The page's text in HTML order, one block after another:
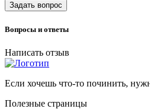
Задать вопрос
Вопросы и ответы
Написать отзыв
Если хочешь что-то починить,
Полезные страницы